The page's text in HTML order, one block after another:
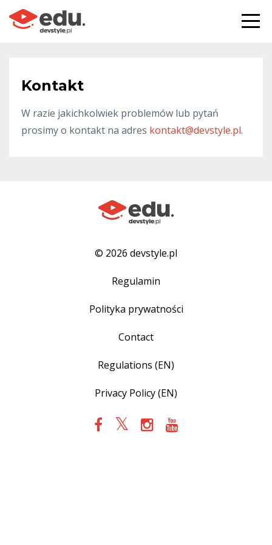
Kontakt
W razie jakichkolwiek problemów lub pytań
prosimy o kontakt na adres kontakt@devstyle.pl.
© 2026 devstyle.pl
Regulamin
Polityka prywatności
Contact
Regulations (EN)
Privacy Policy (EN)